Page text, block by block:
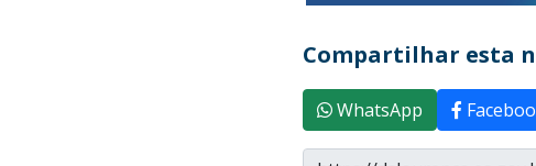
Compartilhar esta
WhatsApp